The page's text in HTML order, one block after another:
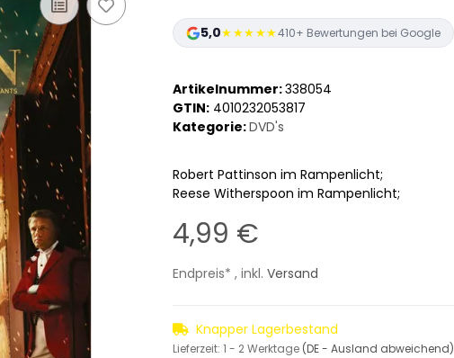
5,0★★★★★410+ Bewertungen bei Google
Artikelnummer:338054
GTIN: 4010232053817
Kategorie:DVD's
Robert Pattinson im Rampenlicht;
Reese Witherspoon im Rampenlicht;
4,99 €
Endpreis* , inkl. Versand
Knapper Lagerbestand
Lieferzeit: 1 - 2 Werktage (DE - Ausland abweichend)